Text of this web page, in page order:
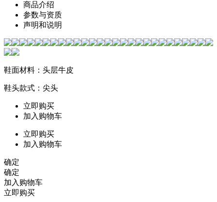
商品介绍
参数与资质
声明和说明
鞋面材料：头层牛皮
鞋头款式：尖头
立即购买
加入购物车
立即购买
加入购物车
确定
确定
加入购物车
立即购买